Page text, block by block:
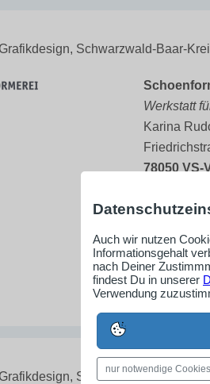
Schwarzwald-Baar-
Werkstatt
Karina
78050 VS-
+49-
Siegen-Wittgenstein
Auch wir nutzen
Informationsgehalt
nach Deiner
findest Du in unserer
Verwendung
nur notwendige